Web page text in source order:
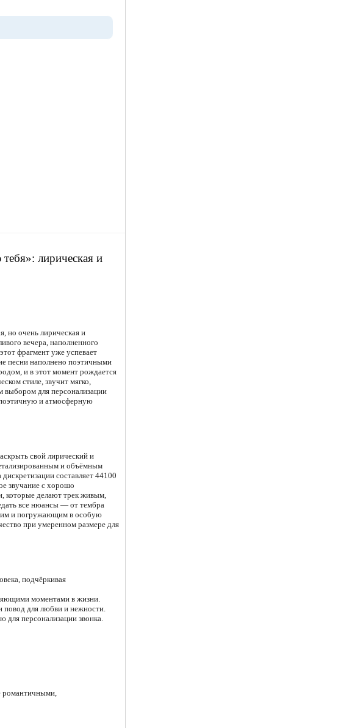
лирическая и
но очень лирическая и
вечера, наполненного
фрагмент уже успевает
песни наполнено поэтичными
и в этот момент рождается
стиле, звучит мягко,
выбором для персонализации
и атмосферную
свой лирический и
и объёмным
составляет 44100
звучание с хорошо
которые делают трек живым,
все нюансы — от тембра
и погружающим в особую
при умеренном размере для
подчёркивая
моментами в жизни.
для любви и нежности.
персонализации звонка.
романтичными,